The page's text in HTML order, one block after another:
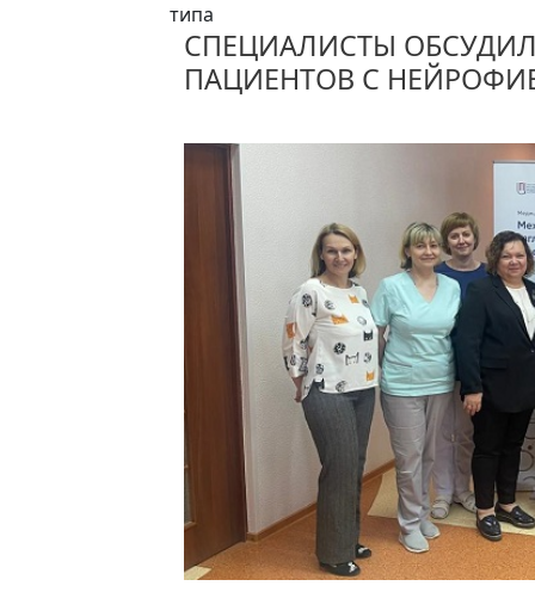
типа
СПЕЦИАЛИСТЫ
ПАЦИЕНТОВ С